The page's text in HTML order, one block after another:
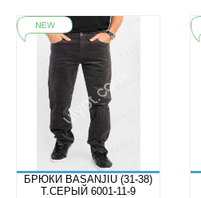
БРЮКИ BASANJIU (31-38)
Т.СЕРЫЙ 6001-11-9